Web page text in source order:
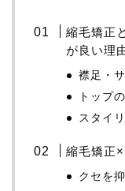
縮毛矯正
が良い理
襟足・
トップ
スタイ
縮毛矯正
クセを